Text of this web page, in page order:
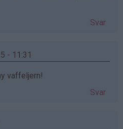
Svar
- 11:31
vaffeljern!
Svar